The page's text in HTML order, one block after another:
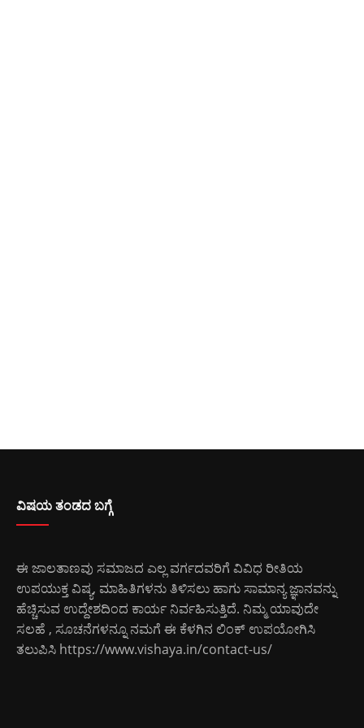
ವಿಷಯ ತಂಡದ ಬಗ್ಗೆ
ಈ ಜಾಲತಾಣವು ಸಮಾಜದ ಎಲ್ಲ ವರ್ಗದವರಿಗೆ ವಿವಿಧ ರೀತಿಯ
ಉಪಯುಕ್ತ ವಿಷ್ಯ, ಮಾಹಿತಿಗಳನು ತಿಳಿಸಲು ಹಾಗು ಸಾಮಾನ್ಯ ಜ್ಞಾನವನ್ನು
ಹೆಚ್ಚಿಸುವ ಉದ್ದೇಶದಿಂದ ಕಾರ್ಯ ನಿರ್ವಹಿಸುತ್ತಿದೆ. ನಿಮ್ಮ ಯಾವುದೇ
ಸಲಹೆ , ಸೂಚನೆಗಳನ್ನೂ ನಮಗೆ ಈ ಕೆಳಗಿನ ಲಿಂಕ್ ಉಪಯೋಗಿಸಿ
ತಲುಪಿಸಿ https://www.vishaya.in/contact-us/